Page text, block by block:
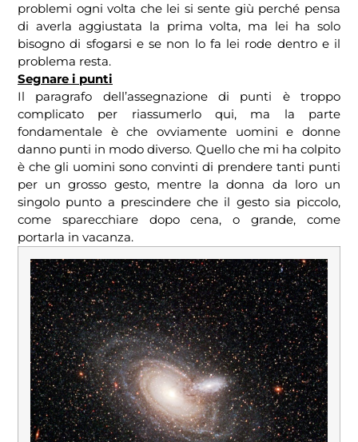
problemi ogni volta che lei si sente giù perché pensa
di averla aggiustata la prima volta, ma lei ha solo
bisogno di sfogarsi e se non lo fa lei rode dentro e il
problema resta.
Segnare i punti
Il paragrafo dell’assegnazione di punti è troppo
complicato per riassumerlo qui, ma la parte
fondamentale è che ovviamente uomini e donne
danno punti in modo diverso. Quello che mi ha colpito
è che gli uomini sono convinti di prendere tanti punti
per un grosso gesto, mentre la donna da loro un
singolo punto a prescindere che il gesto sia piccolo,
come sparecchiare dopo cena, o grande, come
portarla in vacanza.